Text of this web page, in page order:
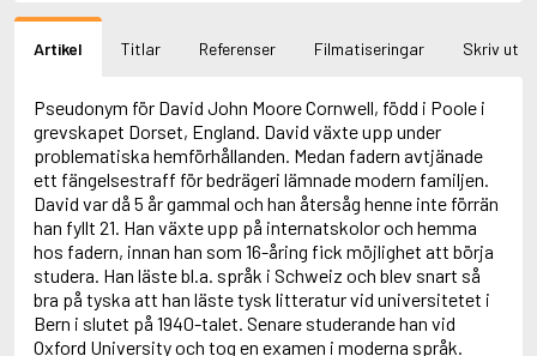
Adnan, Etel
Adolfsson, Evert
Adolfsson, Gunnar
Adolfsson, Josefine
Adolfsson, Maria
Adolphsen, Peter
Artikel Titlar Referenser Filmatiseringar Skriv ut
Pseudonym för David John Moore Cornwell, född i Poole i
grevskapet Dorset, England. David växte upp under
problematiska hemförhållanden. Medan fadern avtjänade
ett fängelsestraff för bedrägeri lämnade modern familjen.
David var då 5 år gammal och han återsåg henne inte förrän
han fyllt 21. Han växte upp på internatskolor och hemma
hos fadern, innan han som 16-åring fick möjlighet att börja
studera. Han läste bl.a. språk i Schweiz och blev snart så
bra på tyska att han läste tysk litteratur vid universitetet i
Bern i slutet på 1940-talet. Senare studerande han vid
Oxford University och tog en examen i moderna språk.